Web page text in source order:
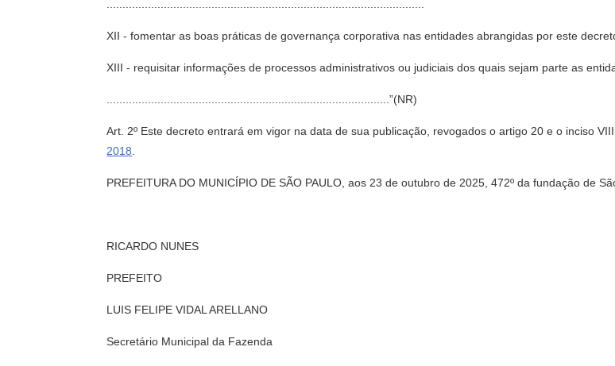
XII - fomentar as boas práticas de governança corporativa nas entidades abrangidas por este
XIII - requisitar informações de processos administrativos ou judiciais dos quais sejam parte as
.........................................................................................”(NR)
Art. 2º Este decreto entrará em vigor na data de sua publicação, revogados o artigo 20 e o inciso
2018
PREFEITURA DO MUNICÍPIO DE SÃO PAULO, aos 23 de outubro de 2025, 472º da fundação de
RICARDO NUNES
PREFEITO
LUIS FELIPE VIDAL ARELLANO
Secretário Municipal da Fazenda